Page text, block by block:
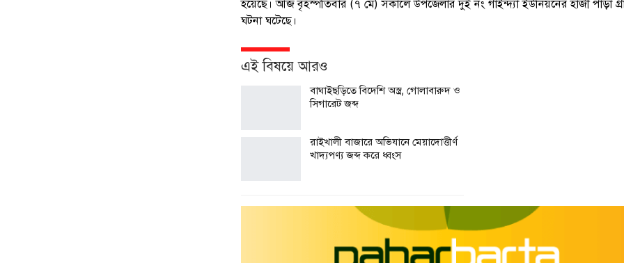
হয়েছে। আজ বৃহস্পতিবার (৭ মে) সকালে উপজেলার দুই নং গাইন্দ্যা ইউনিয়নের হাজী পাড়া
ঘটনা ঘটেছে।
এই বিষয়ে আরও
বাঘাইছড়িতে বিদেশি অস্ত্র, গোলাবারুদ ও
সিগারেট জব্দ
রাইখালী বাজারে অভিযানে মেয়াদোত্তীর্ণ
খাদ্যপণ্য জব্দ করে ধ্বংস